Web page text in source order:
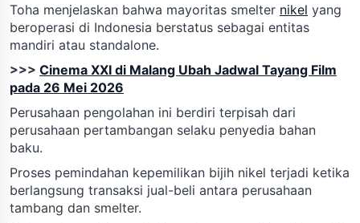
Toha menjelaskan bahwa mayoritas smelter nikel yang
beroperasi di Indonesia berstatus sebagai entitas
mandiri atau standalone.
>>> Cinema XXI di Malang Ubah Jadwal Tayang Film
pada 26 Mei 2026
Perusahaan pengolahan ini berdiri terpisah dari
perusahaan pertambangan selaku penyedia bahan
baku.
Proses pemindahan kepemilikan bijih nikel terjadi ketika
berlangsung transaksi jual-beli antara perusahaan
tambang dan smelter.